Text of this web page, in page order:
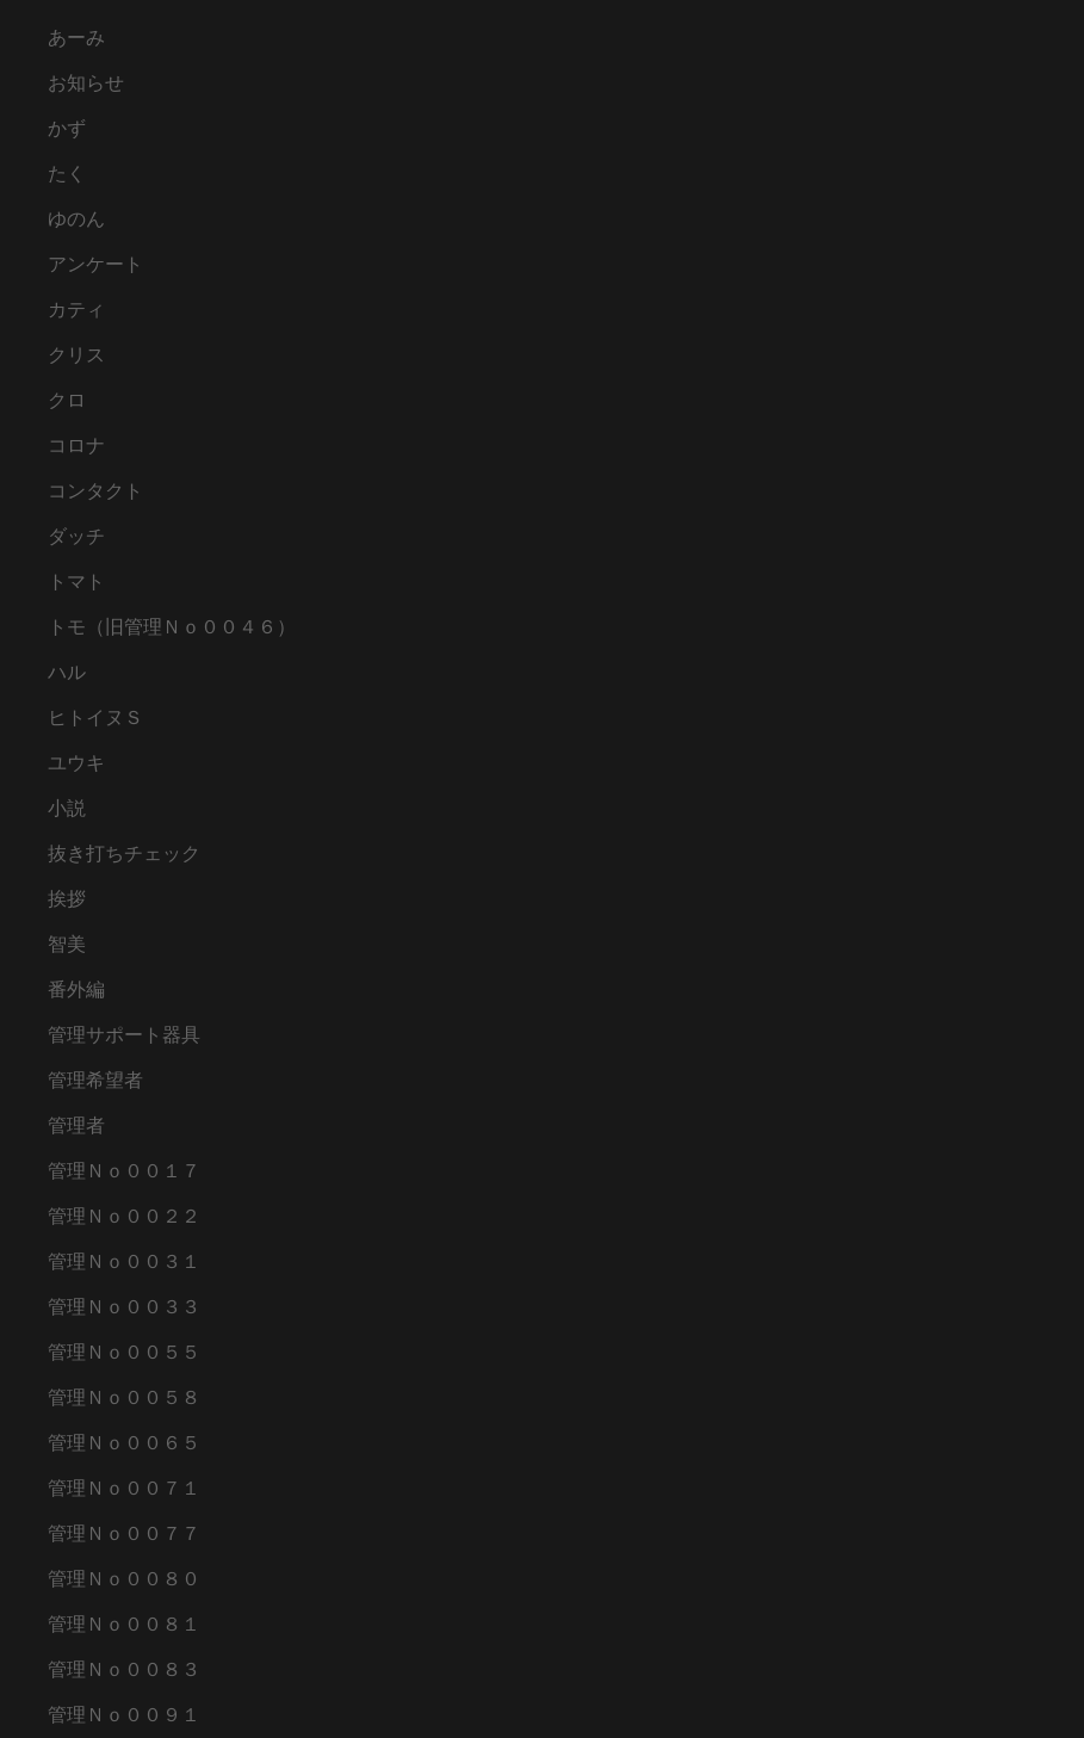
あーみ
お知らせ
かず
たく
ゆのん
アンケート
カティ
クリス
クロ
コロナ
コンタクト
ダッチ
トマト
トモ（旧管理Ｎｏ００４６）
ハル
ヒトイヌＳ
ユウキ
小説
抜き打ちチェック
挨拶
智美
番外編
管理サポート器具
管理希望者
管理者
管理Ｎｏ００１７
管理Ｎｏ００２２
管理Ｎｏ００３１
管理Ｎｏ００３３
管理Ｎｏ００５５
管理Ｎｏ００５８
管理Ｎｏ００６５
管理Ｎｏ００７１
管理Ｎｏ００７７
管理Ｎｏ００８０
管理Ｎｏ００８１
管理Ｎｏ００８３
管理Ｎｏ００９１